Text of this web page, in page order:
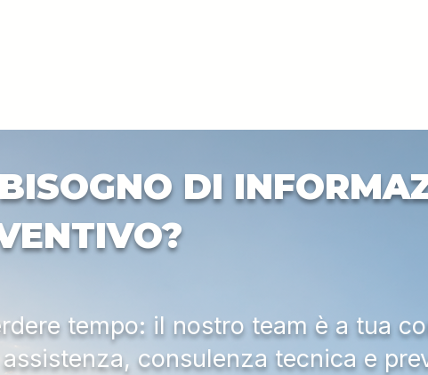
DI
tempo: il nostro team è a tua
consulenza tecnica e